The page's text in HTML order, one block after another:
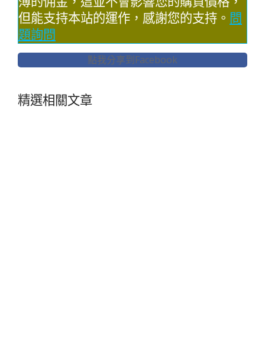
但能支持本站的運作，感謝您的支持。 問
題詢問
點我分享到Facebook
精選相關文章